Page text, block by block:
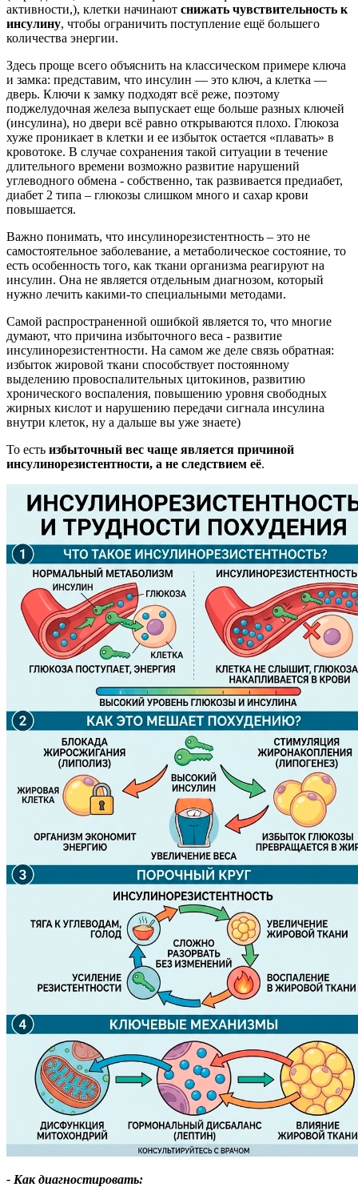
активности,), клетки начинают снижать чувствительность к
инсулину, чтобы ограничить поступление ещё большего
количества энергии.
Здесь проще всего объяснить на классическом примере ключа
и замка: представим, что инсулин — это ключ, а клетка —
дверь. Ключи к замку подходят всё реже, поэтому
поджелудочная железа выпускает еще больше разных ключей
(инсулина), но двери всё равно открываются плохо. Глюкоза
хуже проникает в клетки и ее избыток остается «плавать» в
кровотоке. В случае сохранения такой ситуации в течение
длительного времени возможно развитие нарушений
углеводного обмена - собственно, так развивается предиабет,
диабет 2 типа – глюкозы слишком много и сахар крови
повышается.
Важно понимать, что инсулинорезистентность – это не
самостоятельное заболевание, а метаболическое состояние, то
есть особенность того, как ткани организма реагируют на
инсулин. Она не является отдельным диагнозом, который
нужно лечить какими-то специальными методами.
Самой распространенной ошибкой является то, что многие
думают, что причина избыточного веса - развитие
инсулинорезистентности. На самом же деле связь обратная:
избыток жировой ткани способствует постоянному
выделению провоспалительных цитокинов, развитию
хронического воспаления, повышению уровня свободных
жирных кислот и нарушению передачи сигнала инсулина
внутри клеток, ну а дальше вы уже знаете)
То есть избыточный вес чаще является причиной
инсулинорезистентности, а не следствием её.
- Как диагностировать: